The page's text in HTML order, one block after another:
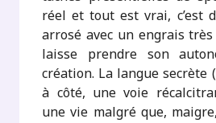
réel et tout est vrai, c’est
arrosé avec un engrais
laisse prendre son
création. La langue secrète
à côté, une voie
une vie malgré que,